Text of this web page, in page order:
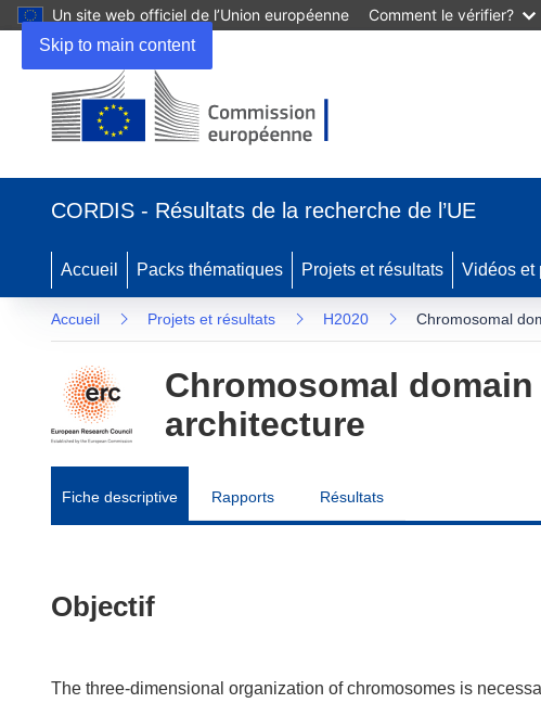
Skip to main content
Un site web officiel de l’Union européenne Comment le vérifier?
CORDIS - Résultats de la recherche de l’UE
Accueil Packs thématiques Projets et résultats Vidéos et
Accueil Projets et résultats H2020 Chromosomal
Chromosomal
architecture
Fiche descriptive Rapports Résultats
Objectif
The three-dimensional organization of chromosomes is